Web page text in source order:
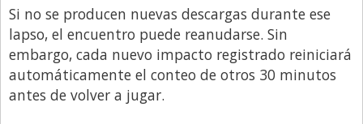
Si no se producen nuevas descargas durante ese
lapso, el encuentro puede reanudarse. Sin
embargo, cada nuevo impacto registrado reiniciará
automáticamente el conteo de otros 30 minutos
antes de volver a jugar.